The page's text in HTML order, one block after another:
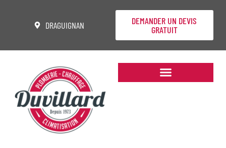
DRAGUIGNAN
DEMANDER UN DEVIS
GRATUIT